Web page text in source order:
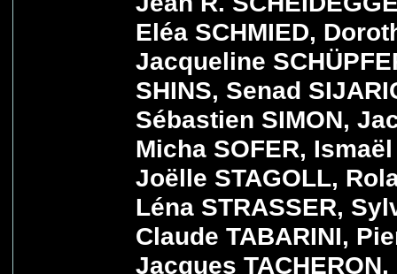
Eléa SCHMIED,
Jacqueline
SHINS, Senad
Sébastien SIMON,
Micha SOFER,
Joëlle STAGOLL,
Léna STRASSER,
Claude TABARINI,
Jacques